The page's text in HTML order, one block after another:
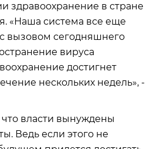
здравоохранение в стране
«Наша система все еще
вызовом сегодняшнего
вируса
достигнет
нескольких недель», -
власти вынуждены
Ведь если этого не